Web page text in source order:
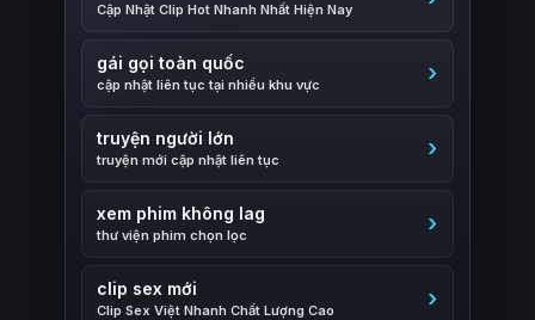
Cập Nhật Clip Hot Nhanh Nhất Hiện Nay
gái gọi toàn quốc
cập nhật liên tục tại nhiều khu vực
truyện người lớn
truyện mới cập nhật liên tục
xem phim không lag
thư viện phim chọn lọc
clip sex mới
Clip Sex Việt Nhanh Chất Lượng Cao